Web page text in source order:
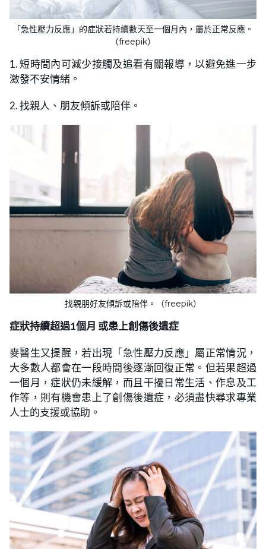
「急性壓力反應」的症狀若持續數天至一個月內，屬於正常反應。
（freepik）
1. 短時間內可減少接觸及追看有關報導，以避免進一步
激發不安情緒。
2. 找親人、朋友傾訴或陪伴。
找親朋好友傾訴或陪伴。（freepik）
症狀持續超過1個月 或患上創傷後遺症
麥醫生又提醒，若出現「急性壓力反應」屬正常情況，
大多數人都會在一段時間後逐漸回復正常。但若果超過
一個月，症狀仍未緩解，而且干擾日常生活、作息及工
作等，則有機會患上了創傷後遺症，必須盡快尋求專業
人士的支援或協助。